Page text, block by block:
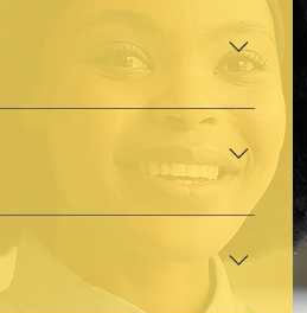
vous trouverez le
» du centre PMS. Lien
et de suivre notre avis
légalement (lien